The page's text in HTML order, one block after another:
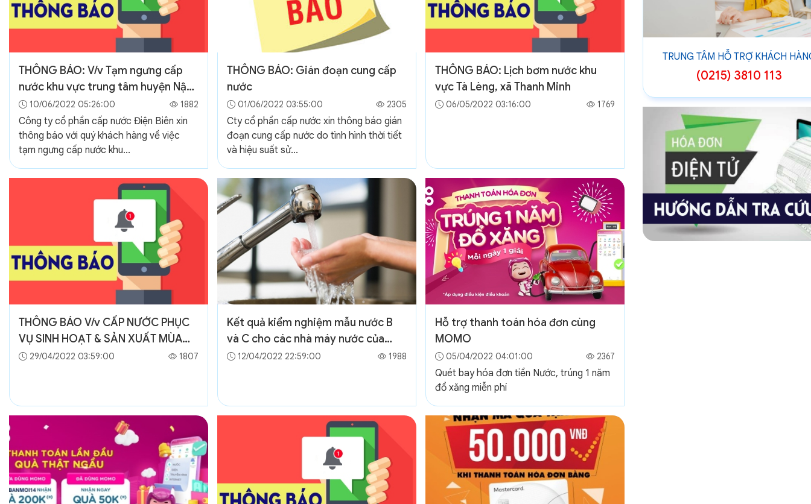
THÔNG BÁO: V/v Tạm ngưng cấp
nước khu vực trung tâm huyện Nậm
Pồ10/06/2022 05:26:00 1882
Công ty cổ phần cấp nước Điện Biên xin
thông báo với quý khách hàng về việc
tạm ngưng cấp nước khu...
THÔNG BÁO: Gián đoạn cung cấp
nước
01/06/2022 03:55:00 2305
Cty cổ phần cấp nước xin thông báo gián
đoạn cung cấp nước do tình hình thời tiết
và hiệu suất sử...
THÔNG BÁO: Lịch bơm nước khu
vực Tà Lèng, xã Thanh Minh
06/05/2022 03:16:00 1769
THÔNG BÁO V/v CẤP NƯỚC PHỤC
VỤ SINH HOẠT & SẢN XUẤT MÙA
KHÔ HẠN NĂM 2022
29/04/2022 03:59:00 1807
Kết quả kiểm nghiệm mẫu nước B
và C cho các nhà máy nước của
công ty quản lý năm 2022
12/04/2022 22:59:00 1988
Hỗ trợ thanh toán hóa đơn cùng
MOMO
05/04/2022 04:01:00 2367
Quét bay hóa đơn tiền Nước, trúng 1 năm
đổ xăng miễn phí
TRUNG TÂM HỖ TRỢ KHÁCH
(0215) 3810 113